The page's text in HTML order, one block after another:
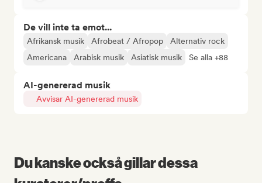
De vill inte ta emot...
Afrikansk musik Afrobeat / Afropop
Alternativ rock
Americana
Arabisk musik Asiatisk musik Se alla +88
AI-genererad musik
Avvisar AI-genererad musik
Du kanske också gillar dessa